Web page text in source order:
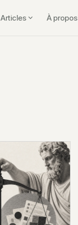
Articles À propos